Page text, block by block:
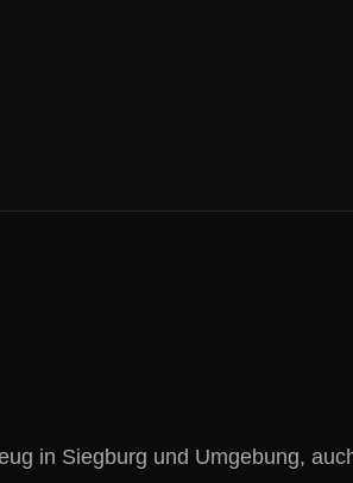
in Siegburg und Umgebung,